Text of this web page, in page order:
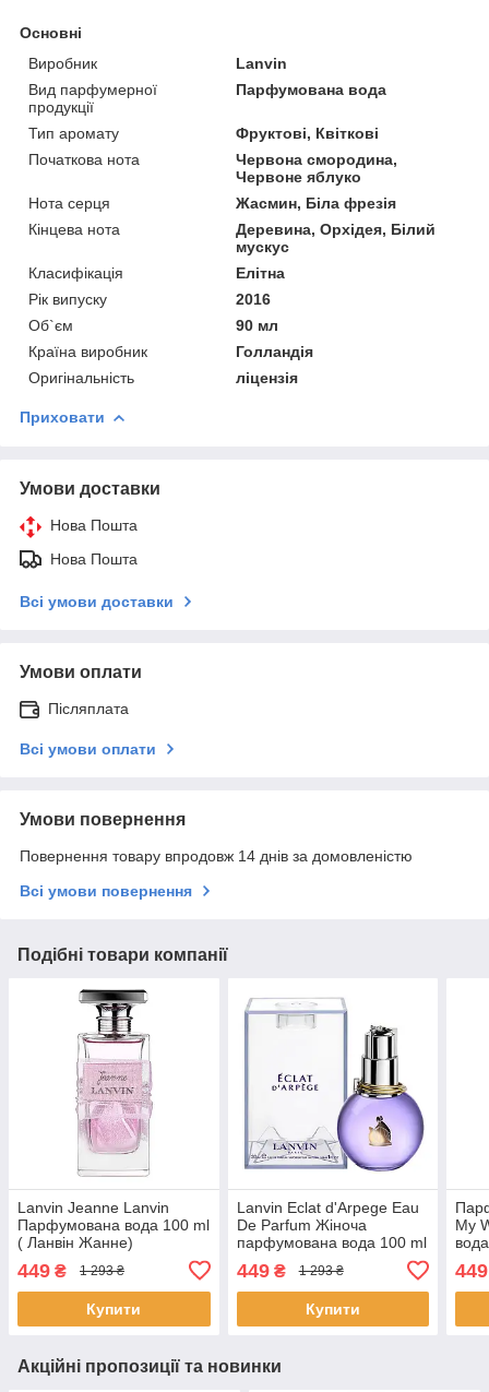
Основні
Виробник
Lanvin
Вид парфумерної
продукції
Парфумована вода
Тип аромату
Фруктові, Квіткові
Початкова нота
Червона смородина,
Червоне яблуко
Нота серця
Жасмин, Біла фрезія
Кінцева нота
Деревина, Орхідея, Білий
мускус
Класифікація
Елітна
Рік випуску
2016
Об`єм
90 мл
Країна виробник
Голландія
Оригінальність
ліцензія
Приховати
Умови доставки
Нова Пошта
Нова Пошта
Всі умови доставки
Умови оплати
Післяплата
Всі умови оплати
Умови повернення
Повернення товару впродовж 14 днів за домовленістю
Всі умови повернення
Подібні товари компанії
Lanvin Jeanne Lanvin
Парфумована вода 100 ml
( Ланвін Жанне)
449 ₴ 1 293 ₴
Купити
Lanvin Eclat d'Arpege Eau
De Parfum Жіноча
парфумована вода 100 ml
Жіночі парфуми)
449₴ 1 293 ₴
Купити
My
449
Акційні пропозиції та новинки